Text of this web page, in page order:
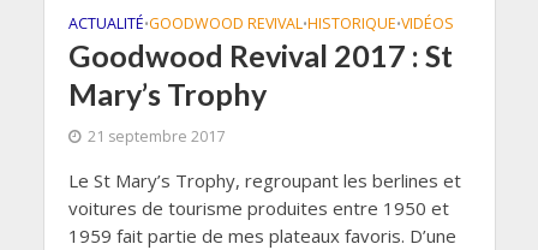
ACTUALITÉ•GOODWOOD REVIVAL•HISTORIQUE•VIDÉOS
Goodwood Revival 2017 : St
Mary’s Trophy
21 septembre 2017
Le St Mary’s Trophy, regroupant les berlines et
voitures de tourisme produites entre 1950 et
1959 fait partie de mes plateaux favoris. D’une